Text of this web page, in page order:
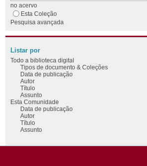
no acervo
Esta Coleção
Pesquisa avançada
Listar por
Todo a biblioteca digital
Tipos de documento & Coleções
Data de publicação
Autor
Título
Assunto
Esta Comunidade
Data de publicação
Autor
Título
Assunto